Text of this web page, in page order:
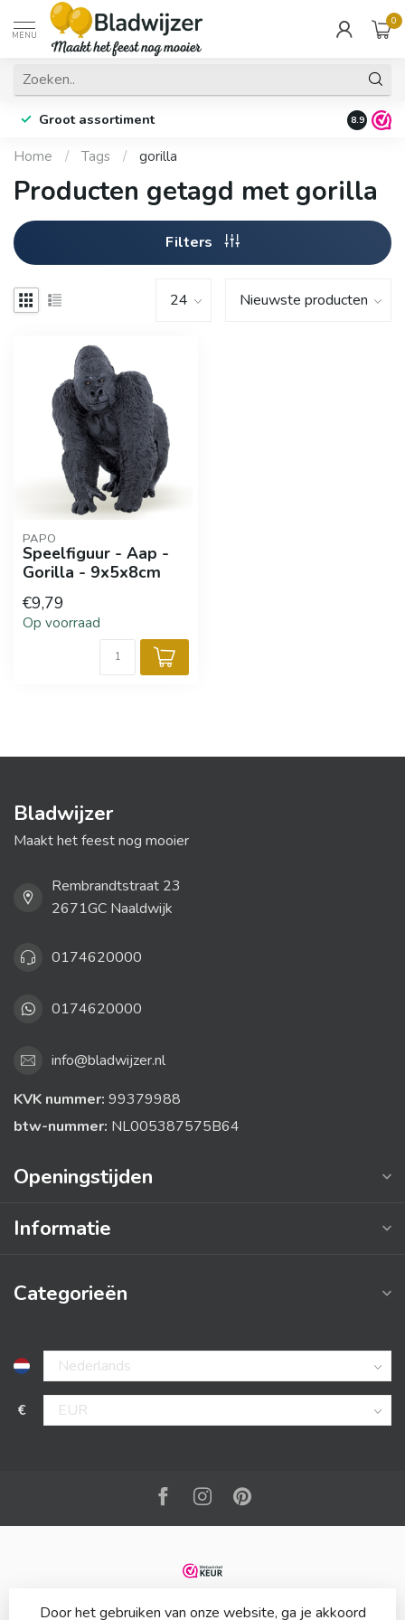
MENU
0
Groot assortiment Fysieke
8.9
Home / Tags / gorilla
Producten getagd met gorilla
Filters
PAPO
Speelfiguur - Aap -
Gorilla - 9x5x8cm
€9,79
Op voorraad
Bladwijzer
Maakt het feest nog mooier
Rembrandtstraat 23
2671GC Naaldwijk
0174620000
0174620000
info@bladwijzer.nl
KVK nummer: 99379988
btw-nummer: NL005387575B64
Openingstijden
Informatie
Categorieën
€
Door het gebruiken van onze website, ga je akkoord